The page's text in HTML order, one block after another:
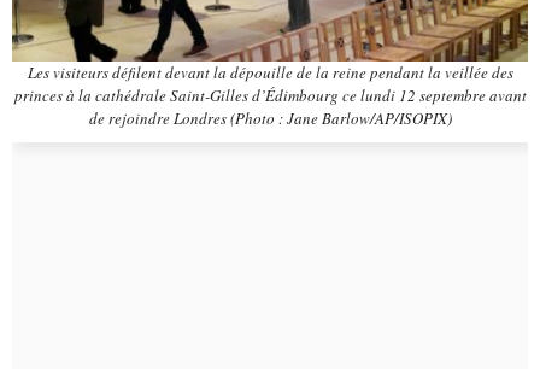
Les visiteurs défilent devant la dépouille de la reine pendant la veillée des
princes à la cathédrale Saint-Gilles d’Édimbourg ce lundi 12 septembre avant
de rejoindre Londres (Photo : Jane Barlow/AP/ISOPIX)